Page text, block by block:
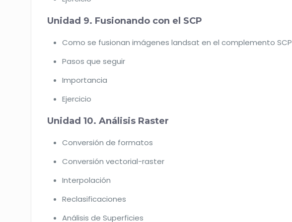
Unidad 9. Fusionando con el SCP
Como se fusionan imágenes landsat en el complemento SCP
Pasos que seguir
Importancia
Ejercicio
Unidad 10. Análisis Raster
Conversión de formatos
Conversión vectorial-raster
Interpolación
Reclasificaciones
Análisis de Superficies